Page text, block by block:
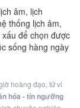
âm, lịch
thống lịch âm,
để chọn được
sống hàng ngày
hoàng đạo, tử vi
hóa - tín ngưỡng